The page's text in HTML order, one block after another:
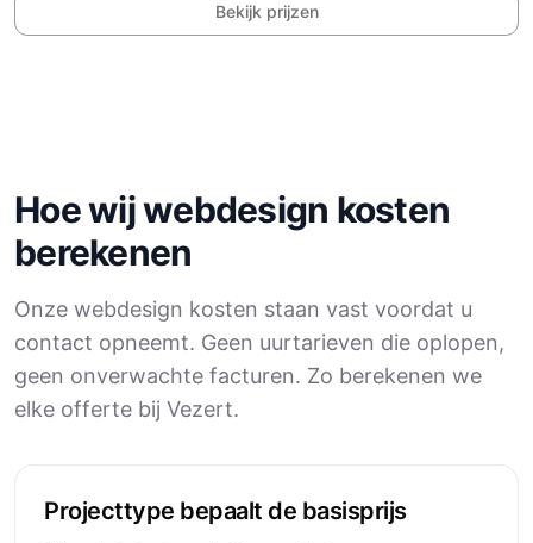
Bekijk prijzen
Hoe wij webdesign kosten
berekenen
Onze webdesign kosten staan vast voordat u
contact opneemt. Geen uurtarieven die oplopen,
geen onverwachte facturen. Zo berekenen we
elke offerte bij Vezert.
Projecttype bepaalt de basisprijs